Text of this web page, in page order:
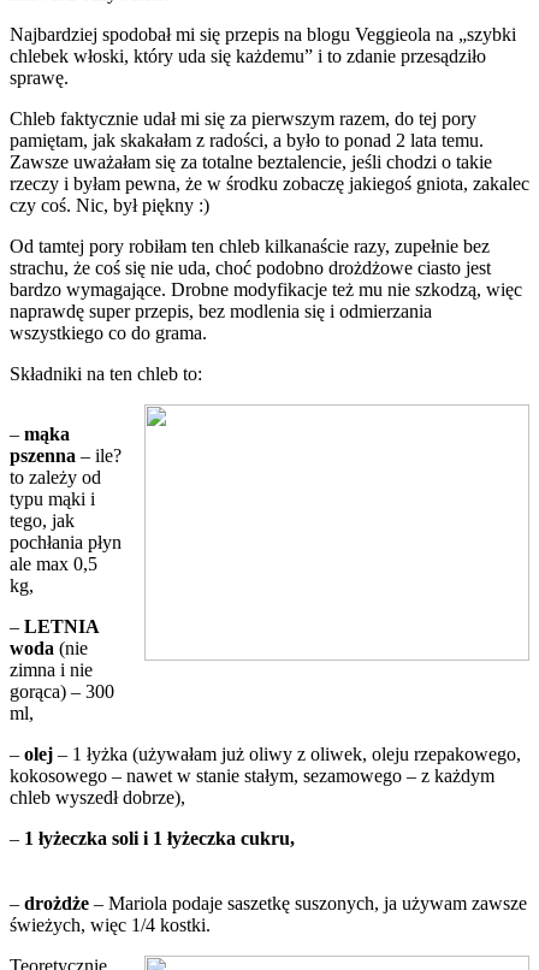
Najbardziej spodobał mi się przepis na blogu Veggieola na „szybki
chlebek włoski, który uda się każdemu” i to zdanie przesądziło
sprawę.
Chleb faktycznie udał mi się za pierwszym razem, do tej pory
pamiętam, jak skakałam z radości, a było to ponad 2 lata temu.
Zawsze uważałam się za totalne beztalencie, jeśli chodzi o takie
rzeczy i byłam pewna, że w środku zobaczę jakiegoś gniota, zakalec
czy coś. Nic, był piękny :)
Od tamtej pory robiłam ten chleb kilkanaście razy, zupełnie bez
strachu, że coś się nie uda, choć podobno drożdżowe ciasto jest
bardzo wymagające. Drobne modyfikacje też mu nie szkodzą, więc
naprawdę super przepis, bez modlenia się i odmierzania
wszystkiego co do grama.
Składniki na ten chleb to:
– mąka
pszenna – ile?
to zależy od
typu mąki i
tego, jak
pochłania płyn
ale max 0,5
kg,
– LETNIA
woda (nie
zimna i nie
gorąca) – 300
ml,
– olej – 1 łyżka (używałam już oliwy z oliwek, oleju rzepakowego,
kokosowego – nawet w stanie stałym, sezamowego – z każdym
chleb wyszedł dobrze),
– 1 łyżeczka soli i 1 łyżeczka cukru,
– drożdże – Mariola podaje saszetkę suszonych, ja używam zawsze
świeżych, więc 1/4 kostki.
Teoretycznie